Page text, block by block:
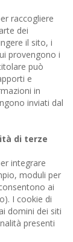
raccogliere
dei
il sito, i
provengono i
può
e
in
inviati dal
di terze
integrare
moduli per
ai
I cookie di
domini dei siti
presenti